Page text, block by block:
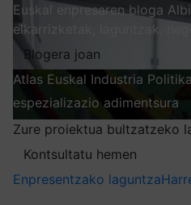
Euskal enpresaren bloga
elkarrizketak, laguntzak,
Blogera joan
Atlas Euskal Industria Politika
espezializazio adimentsura
Zure proiektua bultzatzeko
Kontsultatu hemen
Enpresentzako laguntza